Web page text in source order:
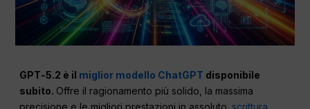
GPT‑5.2 è il miglior modello ChatGPT disponibile
subito. Offre il ragionamento più solido, la massima